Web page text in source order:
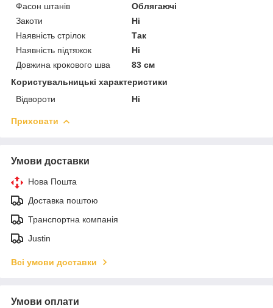
Фасон штанів
Облягаючі
Закоти
Ні
Наявність стрілок
Так
Наявність підтяжок
Ні
Довжина крокового шва
83 см
Користувальницькі характеристики
Відвороти
Ні
Приховати
Умови доставки
Нова Пошта
Доставка поштою
Транспортна компанія
Justin
Всі умови доставки
Умови оплати